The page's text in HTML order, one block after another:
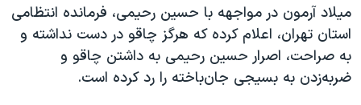
میلاد آرمون در مواجهه با حسین رحیمی، فرمانده انتظامی
استان تهران، اعلام کرده که هرگز چاقو در دست نداشته و
به صراحت، اصرار حسین رحیمی به داشتن چاقو و
ضربه‌زدن به بسیجی جان‌باخته را رد کرده است.